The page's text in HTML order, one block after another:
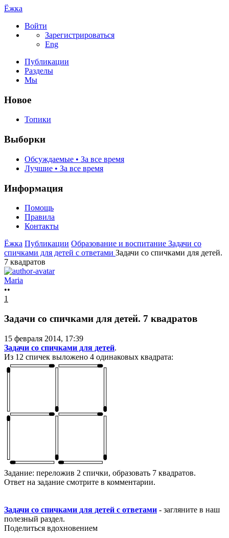
Ёжка
Войти
Зарегистрироваться
Eng
Публикации
Разделы
Мы
Новое
Топики
Выборки
Обсуждаемые • За все время
Лучшие • За все время
Информация
Помощь
Правила
Контакты
Ёжка Публикации Образование и воспитание Задачи со
спичками для детей с ответами Задачи со спичками для детей.
7 квадратов
Maria
••
1
Задачи со спичками для детей. 7 квадратов
15 февраля 2014, 17:39
Задачи со спичками для детей.
Из 12 спичек выложено 4 одинаковых квадрата:
Задание: переложив 2 спички, образовать 7 квадратов.
Ответ на задание смотрите в комментарии.
Задачи со спичками для детей с ответами - загляните в наш
полезный раздел.
Поделиться вдохновением